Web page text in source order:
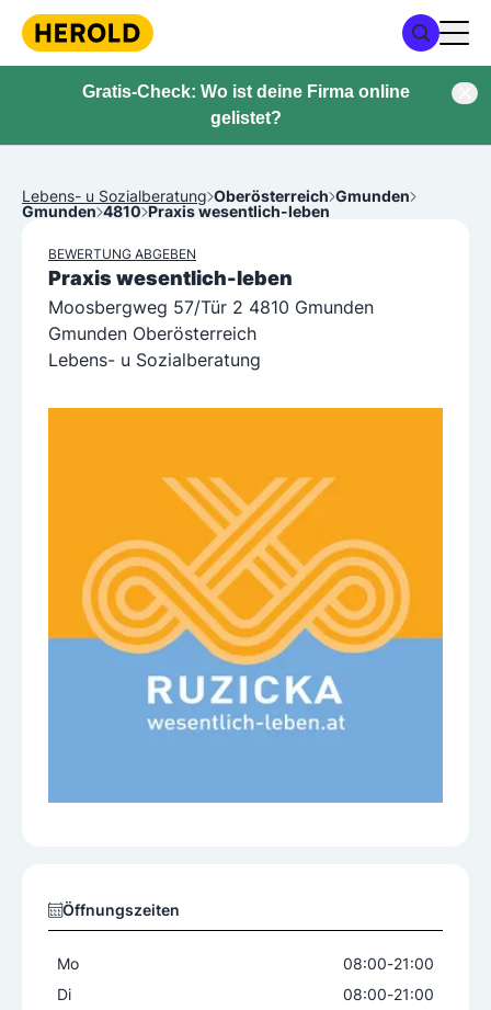
Gratis-Check: Wo ist deine Firma online
gelistet?
Lebens- u Sozialberatung Oberösterreich Gmunden
Gmunden 4810 Praxis wesentlich-leben
BEWERTUNG ABGEBEN
Praxis wesentlich-leben
Moosbergweg 57/Tür 2 4810 Gmunden
Gmunden Oberösterreich
Lebens- u Sozialberatung
Öffnungszeiten
Mo 08:00-21:00
Di
08:00-21:00